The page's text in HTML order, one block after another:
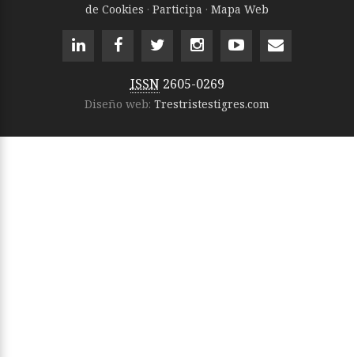
de Cookies · Participa · Mapa Web
ISSN 2605-0269
Diseño web: Trestristestigres.com